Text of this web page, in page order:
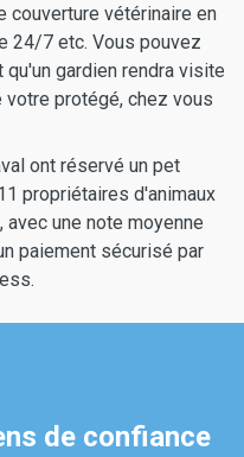
couverture vétérinaire en
24/7 etc. Vous pouvez
gardien rendra visite
votre protégé, chez vous
ont réservé un pet
propriétaires d'animaux
une note moyenne
paiement sécurisé par
de confiance